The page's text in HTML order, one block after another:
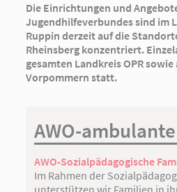
Die Einrichtungen und
Jugendhilfeverbundes sind im
Ruppin derzeit auf die
Rheinsberg konzentriert.
gesamten Landkreis OPR
Vorpommern statt.
AWO-
AWO-Sozialpädagogische
Im Rahmen der